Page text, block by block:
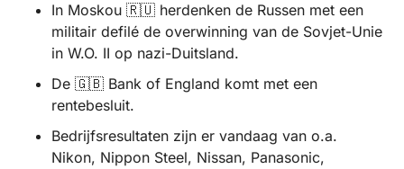
In Moskou 🇷🇺 herdenken de Russen met een
militair defilé de overwinning van de Sovjet-Unie
in W.O. II op nazi-Duitsland.
De 🇬🇧 Bank of England komt met een
rentebesluit.
Bedrijfsresultaten zijn er vandaag van o.a.
Nikon, Nippon Steel, Nissan, Panasonic,